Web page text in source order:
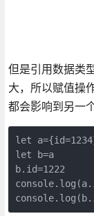
但是引用数据类
大，所以赋值操
都会影响到另一个
let
let b=a
b.id=1222